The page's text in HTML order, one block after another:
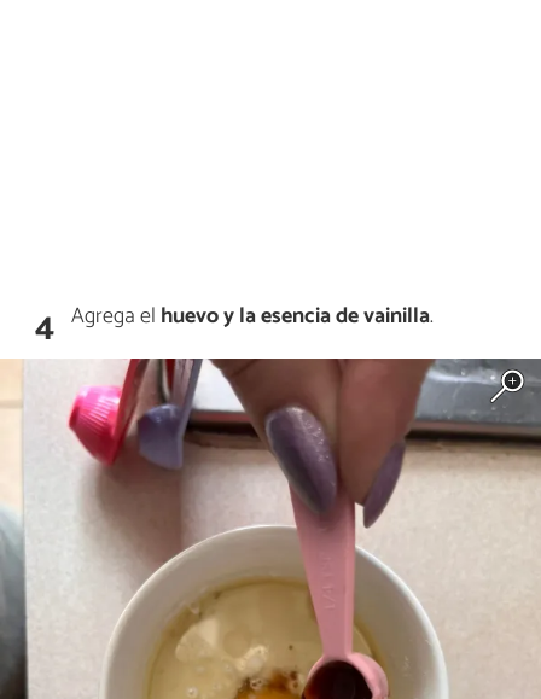
4 Agrega el huevo y la esencia de vainilla.